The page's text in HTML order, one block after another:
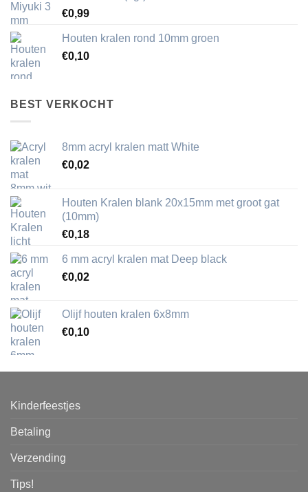
€0,99
Houten kralen rond 10mm groen
€0,10
BEST VERKOCHT
8mm acryl kralen matt White
€0,02
Houten Kralen blank 20x15mm met groot gat
(10mm)
€0,18
6 mm acryl kralen mat Deep black
€0,02
Olijf houten kralen 6x8mm
€0,10
Kinderfeestjes
Betaling
Verzending
Tips!